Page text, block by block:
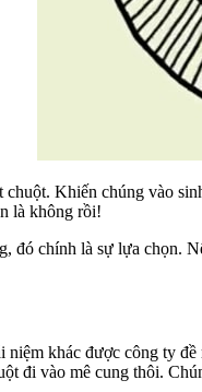
Khiến chúng vào
là không rồi!
chính là sự lựa chọn.
khác được công ty
đi vào mê cung thôi.